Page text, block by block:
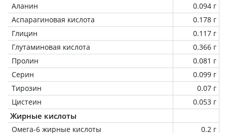
Аланин
0.094 г
Аспарагиновая кислота
0.178 г
Глицин
0.117 г
Глутаминовая кислота
0.366 г
Пролин
0.081 г
Серин
0.099 г
Тирозин
0.07 г
Цистеин
0.053 г
Жирные кислоты
Омега-6 жирные кислоты 0.2 г